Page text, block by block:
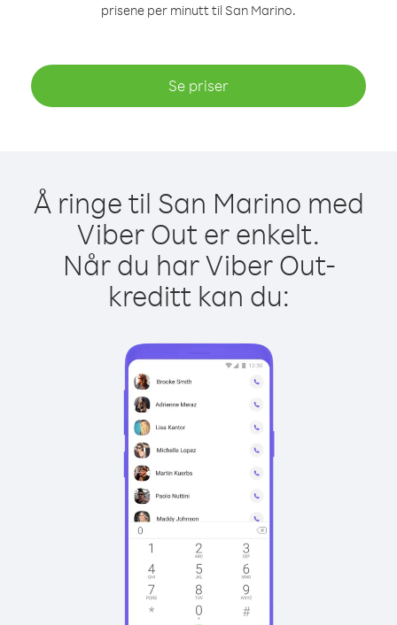
prisene per minutt til San Marino.
Se priser
Å ringe til San Marino med
Viber Out er enkelt.
Når du har Viber Out-
kreditt kan du: